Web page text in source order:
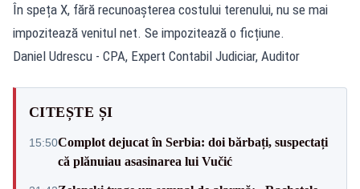
În speța X, fără recunoașterea costului terenului, nu se mai
impozitează venitul net. Se impozitează o ficțiune.
Daniel Udrescu - CPA, Expert Contabil Judiciar, Auditor
CITEȘTE ȘI
15:50Complot dejucat în Serbia: doi bărbați, suspectați
că plănuiau asasinarea lui Vučić